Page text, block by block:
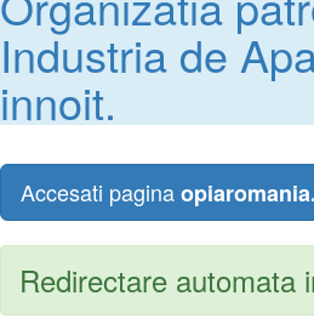
Industria de
innoit.
Accesati pagina
Redirectare automata